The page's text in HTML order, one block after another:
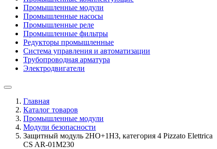
Промышленные модули
Промышленные насосы
Промышленные реле
Промышленные фильтры
Редукторы промышленные
Система управления и автоматизации
Трубопроводная арматура
Электродвигатели
Главная
Каталог товаров
Промышленные модули
Модули безопасности
Защитный модуль 2НО+1НЗ, категория 4 Pizzato Elettrica
CS AR-01M230